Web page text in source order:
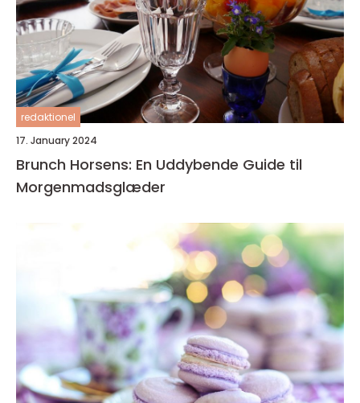
redaktionel
17. January 2024
Brunch Horsens: En Uddybende Guide til
Morgenmadsglæder